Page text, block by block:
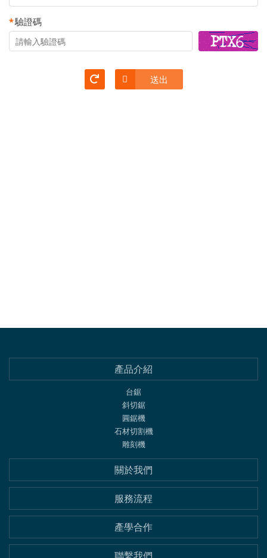
*驗證碼
清除 送出
產品介紹
台鋸
斜切鋸
圓鋸機
石材切割機
雕刻機
關於我們
服務流程
產學合作